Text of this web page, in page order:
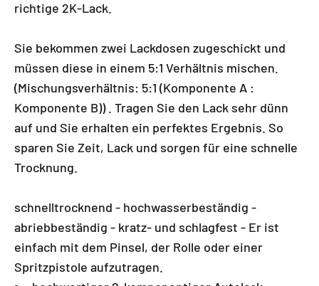
richtige 2K-Lack.
Sie bekommen zwei Lackdosen zugeschickt und
müssen diese in einem 5:1 Verhältnis mischen.
(Mischungsverhältnis: 5:1 (Komponente A :
Komponente B)) . Tragen Sie den Lack sehr dünn
auf und Sie erhalten ein perfektes Ergebnis. So
sparen Sie Zeit, Lack und sorgen für eine schnelle
Trocknung.
schnelltrocknend - hochwasserbeständig -
abriebbeständig - kratz- und schlagfest - Er ist
einfach mit dem Pinsel, der Rolle oder einer
Spritzpistole aufzutragen.